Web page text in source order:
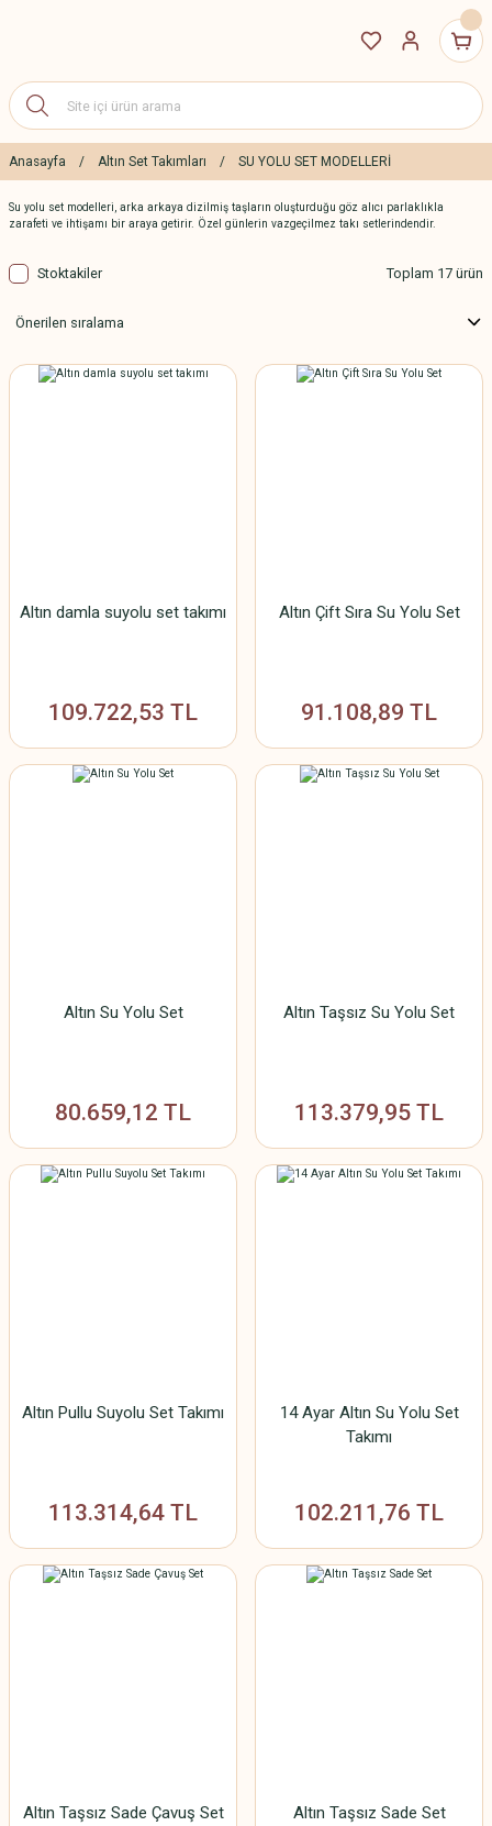
Anasayfa Altın Set Takımları SU YOLU SET MODELLERİ
Su yolu set modelleri, arka arkaya dizilmiş taşların oluşturduğu göz alıcı parlaklıkla
zarafeti ve ihtişamı bir araya getirir. Özel günlerin vazgeçilmez takı setlerindendir.
Stoktakiler Toplam 17 ürün
Altın damla suyolu set takımı
109.722,53 TL
Altın Çift Sıra Su Yolu Set
91.108,89 TL
Altın Su Yolu Set
80.659,12 TL
Altın Taşsız Su Yolu Set
113.379,95 TL
Altın Pullu Suyolu Set Takımı
113.314,64 TL
14 Ayar Altın Su Yolu Set
Takımı
102.211,76 TL
Altın Taşsız Sade Çavuş Set Altın Taşsız Sade Set